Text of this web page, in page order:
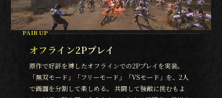
PAIR UP
オフライン2Pプレイ
原作で好評を博したオフラインでの2Pプレイを実装。
「無双モード」「フリーモード」「VSモード」を、2人
で画面を分割して楽しめる。 共闘して強敵に挑むもよ